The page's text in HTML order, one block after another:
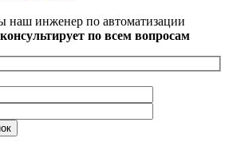
наш инженер по автоматизации
по всем вопросам